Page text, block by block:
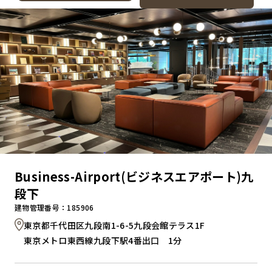
Business-Airport(ビジネスエアポート)九
段下
建物管理番号：185906
東京都千代田区九段南1-6-5九段会館テラス1F
東京メトロ東西線九段下駅4番出口 1分